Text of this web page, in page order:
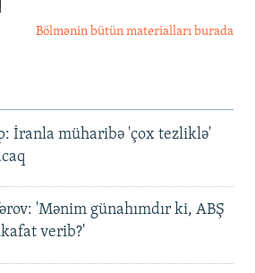
Bölmənin bütün materialları burada
İranla müharibə 'çox tezliklə'
'Mənim günahımdır ki, ABŞ
verib?'